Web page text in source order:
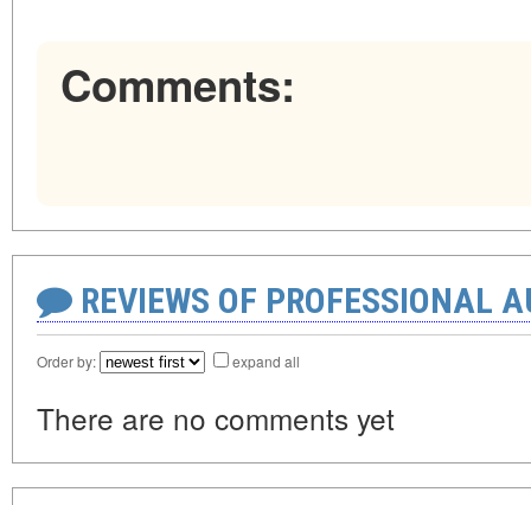
Comments:
REVIEWS OF PROFESSIONAL
Order by: expand all
There are no comments yet